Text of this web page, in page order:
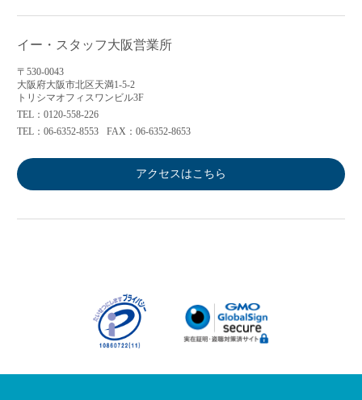
イー・スタッフ大阪営業所
〒530-0043
大阪府大阪市北区天満1-5-2
トリシマオフィスワンビル3F
TEL：0120-558-226
TEL：06-6352-8553
FAX：06-6352-8653
アクセスはこちら